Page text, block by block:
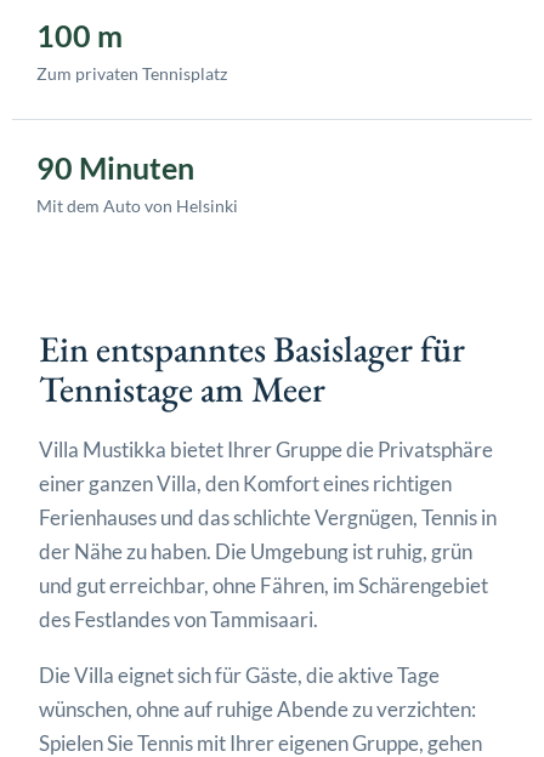
100 m
Zum privaten Tennisplatz
90 Minuten
Mit dem Auto von Helsinki
Ein entspanntes Basislager für
Tennistage am Meer
Villa Mustikka bietet Ihrer Gruppe die Privatsphäre
einer ganzen Villa, den Komfort eines richtigen
Ferienhauses und das schlichte Vergnügen, Tennis in
der Nähe zu haben. Die Umgebung ist ruhig, grün
und gut erreichbar, ohne Fähren, im Schärengebiet
des Festlandes von Tammisaari.
Die Villa eignet sich für Gäste, die aktive Tage
wünschen, ohne auf ruhige Abende zu verzichten:
Spielen Sie Tennis mit Ihrer eigenen Gruppe, gehen